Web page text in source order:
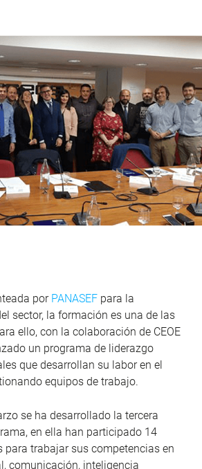
por PANASEF para la
sector, la formación es una de las
ello, con la colaboración de CEOE
un programa de liderazgo
que desarrollan su labor en el
equipos de trabajo.
se ha desarrollado la tercera
en ella han participado 14
para trabajar sus competencias en
comunicación, inteligencia